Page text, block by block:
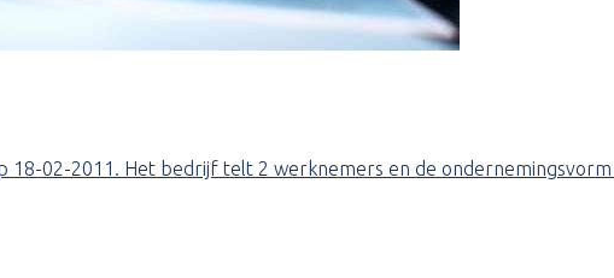
18-02-2011. Het bedrijf telt 2 werknemers en de